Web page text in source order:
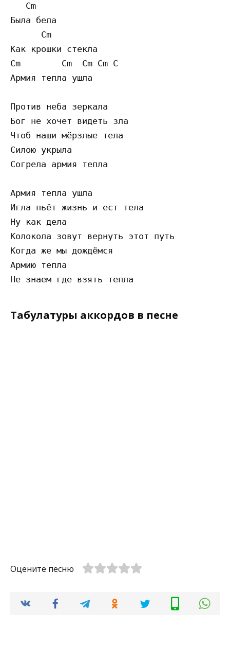
   Cm
Была бела
      Cm
Как крошки стекла
Cm        Cm  Cm Cm C
Армия тепла ушла
Против неба зеркала
Бог не хочет видеть зла
Чтоб наши мёрзлые тела
Силою укрыла
Согрела армия тепла
Армия тепла ушла
Игла пьёт жизнь и ест тела
Ну как дела
Колокола зовут вернуть этот путь
Когда же мы дождёмся
Армию тепла
Табулатуры аккордов в песне
Оцените песню